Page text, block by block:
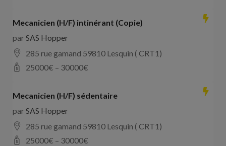
Mecanicien (H/F) intinérant (Copie)
parSAS Hopper
285 rue gamand 59810 Lesquin ( CRT1)
25000€ – 30000€
Mecanicien (H/F) sédentaire
parSAS Hopper
285 rue gamand 59810 Lesquin ( CRT1)
25000€ – 30000€